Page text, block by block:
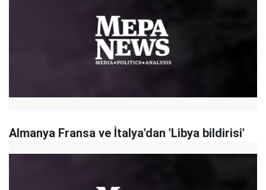
Almanya Fransa ve İtalya'dan 'Libya bildirisi'